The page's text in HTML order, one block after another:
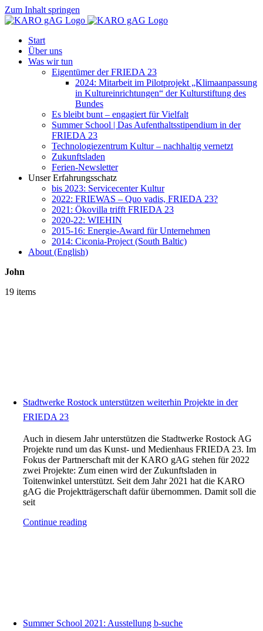
Zum Inhalt springen
Start
Über uns
Was wir tun
Eigentümer der FRIEDA 23
2024: Mitarbeit im Pilotprojekt „Klimaanpassung
in Kultureinrichtungen“ der Kulturstiftung des
Bundes
Es bleibt bunt – engagiert für Vielfalt
Summer School | Das Aufenthaltsstipendium in der
FRIEDA 23
Technologiezentrum Kultur – nachhaltig vernetzt
Zukunftsladen
Ferien-Newsletter
Unser Erfahrungsschatz
bis 2023: Servicecenter Kultur
2022: FRIEWAS – Quo vadis, FRIEDA 23?
2021: Ökovilla trifft FRIEDA 23
2020-22: WIEHIN
2015-16: Energie-Award für Unternehmen
2014: Ciconia-Project (South Baltic)
About (English)
John
19 items
Stadtwerke Rostock unterstützen weiterhin Projekte in der
FRIEDA 23
Auch in diesem Jahr unterstützen die Stadtwerke Rostock AG
Projekte rund um das Kunst- und Medienhaus FRIEDA 23. Im
Fokus der Partnerschaft mit der KARO gAG stehen für 2022
zwei Projekte: Zum einen wird der Zukunftsladen in
Toitenwinkel unterstützt. Seit dem Jahr 2021 hat die KARO
gAG die Projektträgerschaft dafür übernommen. Damit soll die
seit
Continue reading
Summer School 2021: Ausstellung b-suche